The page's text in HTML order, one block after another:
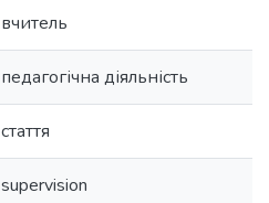
вчитель
педагогічна діяльність
стаття
supervision